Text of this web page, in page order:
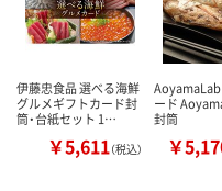
伊藤忠食品 選べる海鮮
グルメギフトカード封
筒・台紙セット 1…
￥5,611（税込）
ード
封筒
￥